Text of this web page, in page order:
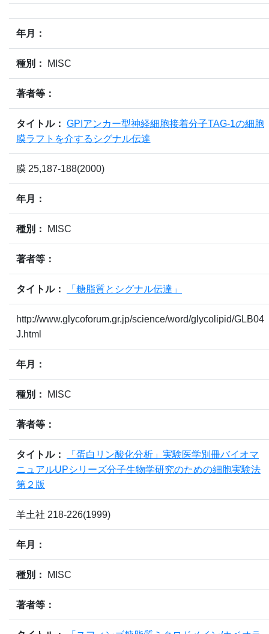
年月：
種別： MISC
著者等：
タイトル： GPIアンカー型神経細胞接着分子TAG-1の細胞
膜ラフトを介するシグナル伝達
膜 25,187-188(2000)
年月：
種別： MISC
著者等：
タイトル： 「糖脂質とシグナル伝達」
http://www.glycoforum.gr.jp/science/word/glycolipid/GLB04
J.html
年月：
種別： MISC
著者等：
タイトル：
「蛋白リン酸化分析」実験医学別冊バイオマ
ニュアルUPシリーズ分子生物学研究のための細胞実験法
第２版
羊土社 218-226(1999)
年月：
種別： MISC
著者等：